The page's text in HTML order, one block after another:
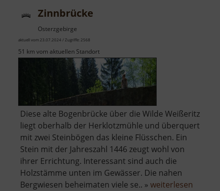
Zinnbrücke
Osterzgebirge
aktuell vom 23.07.2024 / Zugriffe: 2568
51 km vom aktuellen Standort
Diese alte Bogenbrücke über die Wilde Weißeritz
liegt oberhalb der Herklotzmühle und überquert
mit zwei Steinbögen das kleine Flüsschen. Ein
Stein mit der Jahreszahl 1446 zeugt wohl von
ihrer Errichtung. Interessant sind auch die
Holzstämme unten im Gewässer. Die nahen
Bergwiesen beheimaten viele se.. » weiterlesen